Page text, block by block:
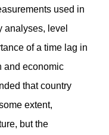
used in
analyses, level
of a time lag in
and economic
that country
extent,
but the